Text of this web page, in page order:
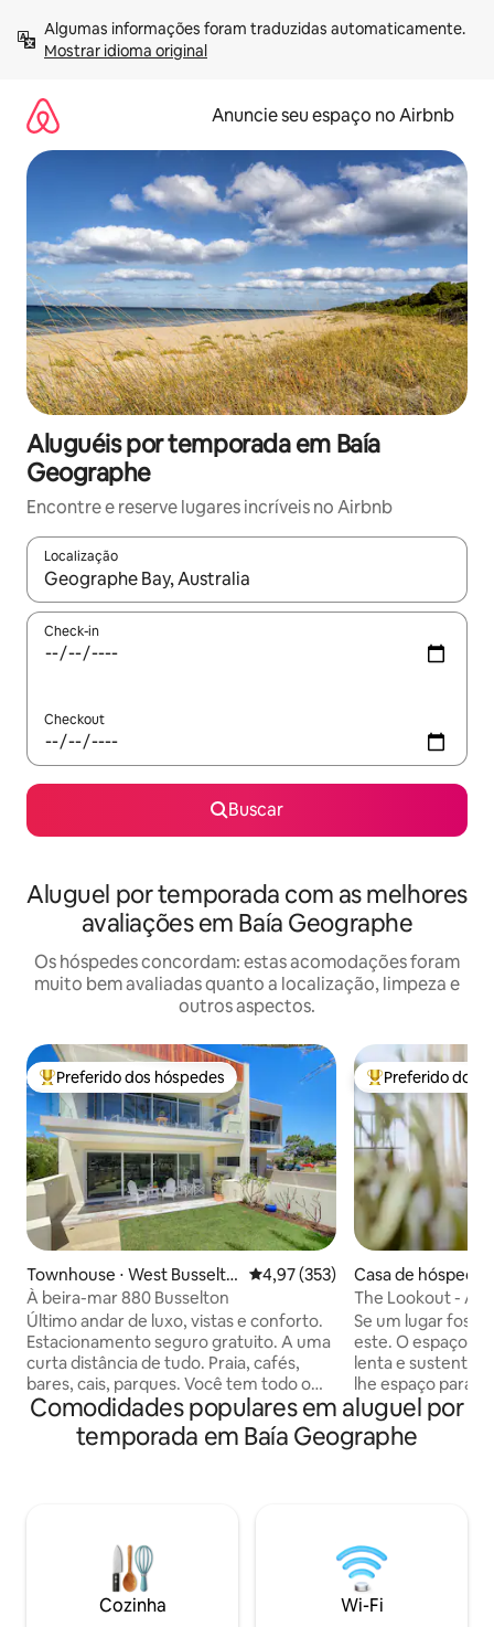
para
Mostrar idioma original
Anuncie seu espaço no Airbnb
Aluguéis por temporada em Baía
Geographe
Encontre e reserve lugares incríveis no Airbnb
Localização
Quando os resultados estiverem disponíveis, explore-os
Check-in
Checkout
Buscar
Aluguel por temporada com as melhores
avaliações em Baía Geographe
Os hóspedes concordam: estas acomodações foram
muito bem avaliadas quanto a localização, limpeza e
outros aspectos.
Entre os melhores preferidos dos hóspedes
Preferido dos hóspedes
Townhouse ⋅ West Busselto
n
4,97 de uma avaliação média de
4,97 (353)
À beira-mar 880 Busselton
Último andar de luxo, vistas e conforto.
Estacionamento seguro gratuito. A uma
curta distância de tudo. Praia, cafés,
bares, cais, parques. Você tem todo o
andar superior espaçoso com entrada
privativa e grande varanda aberta. Vistas
incríveis subindo 14 degraus da escada
paisagem. Perto do surf e das vinícolas
de Margaret River. Ótima cozinha de
designer, churrasqueira ou a uma curta
caminhada de cafés e restaurantes nas
Entre os
Preferido dos
Casa de
up River
The Lookout -
quarto e 1
Se um lugar
este. O espaço
lenta e
lhe espaço para
realmente
um pátio aberto,
terras agrícolas.
casulo; é o
dois.
não está
recém-nascidos,
Comodidades populares em aluguel por
temporada em Baía Geographe
Cozinha Wi-Fi